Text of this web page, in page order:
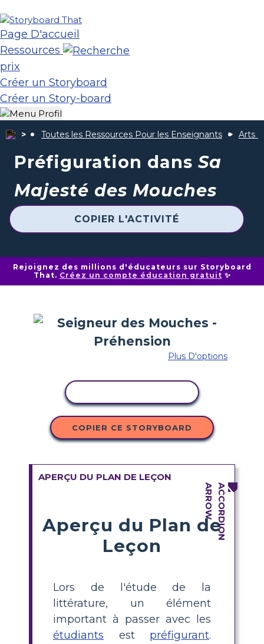
Page D'accueil
Ressources
prix
Créer un Storyboard
Créer un Story-board
Toutes les Ressources Pour les Enseignants Arts
Préfiguration dans Sa
Majesté des Mouches
COPIER L'ACTIVITÉ
Rejoignez des millions d'éducateurs sur Storyboard
That. Créez un compte éducation gratuit ✨
Plus D'options
COPIER CE STORYBOARD
APERÇU DU PLAN DE LEÇON
Aperçu du Plan de
Leçon
Lors de l'étude de la
littérature, un élément
important à passer avec les
étudiants est préfigurant.